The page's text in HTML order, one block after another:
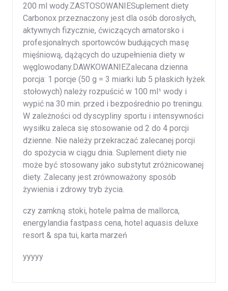
200 ml wody.ZASTOSOWANIESuplement diety
Carbonox przeznaczony jest dla osób dorosłych,
aktywnych fizycznie, ćwiczących amatorsko i
profesjonalnych sportowców budujących masę
mięśniową, dążących do uzupełnienia diety w
węglowodany.DAWKOWANIEZalecana dzienna
porcja: 1 porcje (50 g = 3 miarki lub 5 płaskich łyżek
stołowych) należy rozpuścić w 100 ml¹ wody i
wypić na 30 min. przed i bezpośrednio po treningu.
W zależności od dyscypliny sportu i intensywności
wysiłku zaleca się stosowanie od 2 do 4 porcji
dzienne. Nie należy przekraczać zalecanej porcji
do spożycia w ciągu dnia. Suplement diety nie
może być stosowany jako substytut zróżnicowanej
diety. Zalecany jest zrównoważony sposób
żywienia i zdrowy tryb życia.
czy zamkną stoki, hotele palma de mallorca,
energylandia fastpass cena, hotel aquasis deluxe
resort & spa tui, karta marzeń
yyyyy